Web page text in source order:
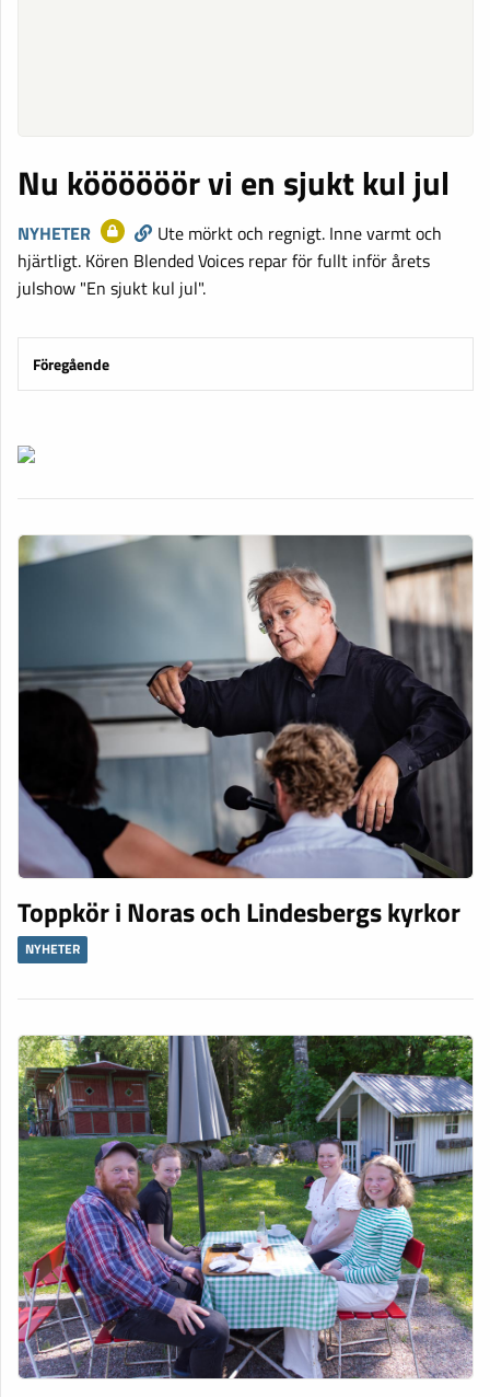
Nu köööööör vi en sjukt kul jul
NYHETER
Ute mörkt och regnigt. Inne varmt och
hjärtligt. Kören Blended Voices repar för fullt inför årets
julshow "En sjukt kul jul".
Föregående
Toppkör i Noras och Lindesbergs kyrkor
NYHETER